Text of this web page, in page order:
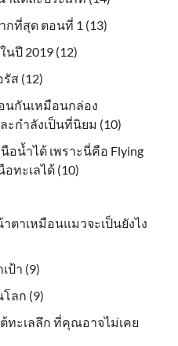
กที่สุด ตอนที่ 1 (13)
ปี 2019 (12)
ส (12)
นกันเหมือนกล่อง
กำลังเป็นที่นิยม (10)
น้ำได้ เพราะนี่คือ Flying
ทะเลได้ (10)
ตาเหมือนแมวจะเป็นยังไง
ป้า (9)
ลก (9)
ทะเลลึก ที่คุณอาจไม่เคย